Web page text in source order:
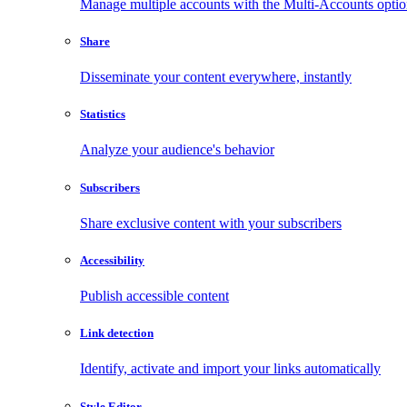
Manage multiple accounts with the Multi-Accounts
Share
Disseminate your content everywhere, instantly
Statistics
Analyze your audience's behavior
Subscribers
Share exclusive content with your subscribers
Accessibility
Publish accessible content
Link detection
Identify, activate and import your links automatically